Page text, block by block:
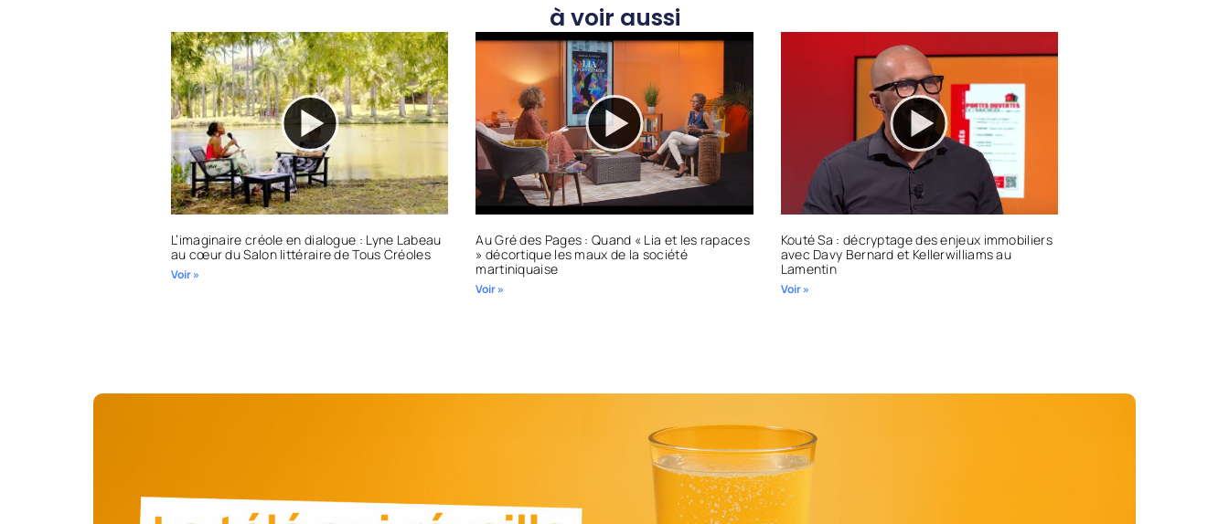
à voir aussi
L’imaginaire créole en dialogue : Lyne Labeau
au cœur du Salon littéraire de Tous Créoles
Voir »
Au Gré des Pages : Quand « Lia et les rapaces
» décortique les maux de la société
martiniquaise
Voir »
Kouté Sa : décryptage des enjeux immobiliers
avec Davy Bernard et Kellerwilliams au
Lamentin
Voir »